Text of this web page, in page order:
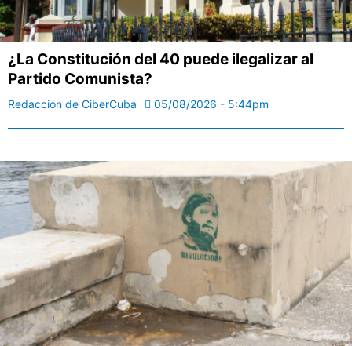
¿La Constitución del 40 puede ilegalizar al
Partido Comunista?
Redacción de CiberCuba 05/08/2026 - 5:44pm